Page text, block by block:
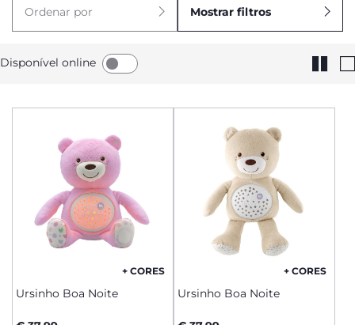
Ordenar por Mostrar filtros
Disponível online
+ CORES
Ursinho Boa Noite
+ CORES
Ursinho Boa Noite